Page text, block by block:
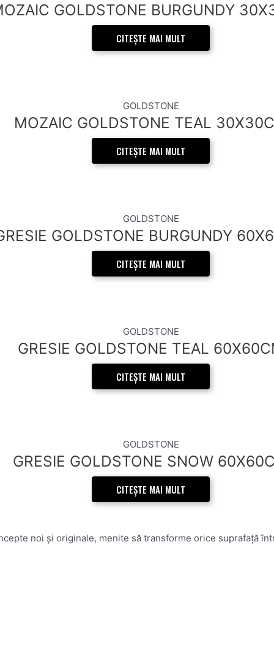
GOLDSTONE BURGUNDY
CITEȘTE MAI MULT
GOLDSTONE
MOZAIC GOLDSTONE TEAL
CITEȘTE MAI MULT
GOLDSTONE
GOLDSTONE BURGUNDY
CITEȘTE MAI MULT
GOLDSTONE
GRESIE GOLDSTONE TEAL
CITEȘTE MAI MULT
GOLDSTONE
GRESIE GOLDSTONE SNOW
CITEȘTE MAI MULT
noi și originale, menite să transforme orice suprafață